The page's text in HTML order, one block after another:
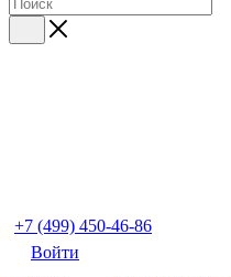
+7 (499) 450-46-86
Войти